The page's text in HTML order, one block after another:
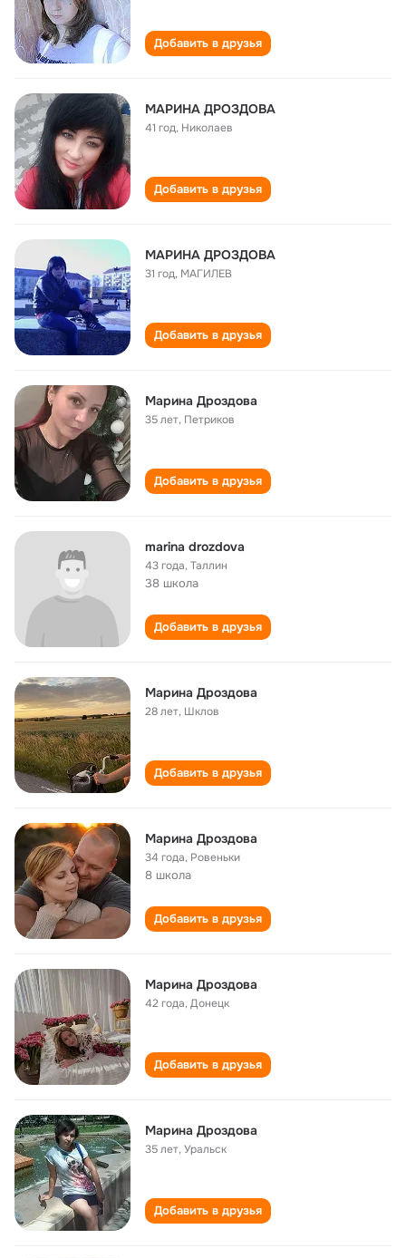
Добавить в друзья
МАРИНА ДРОЗДОВА
41 год, Николаев
Добавить в друзья
МАРИНА ДРОЗДОВА
31 год, МАГИЛЕВ
Добавить в друзья
Марина Дроздова
35 лет, Петриков
Добавить в друзья
marina drozdova
43 года,Таллин
38 школа
Добавить в друзья
Марина Дроздова
28 лет, Шклов
Добавить в друзья
Марина Дроздова
34 года, Ровеньки
8 школа
Добавить в друзья
Марина Дроздова
42 года,Донецк
Добавить в друзья
Марина Дроздова
35 лет,Уральск
Добавить в друзья